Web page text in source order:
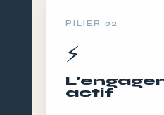
PILIER 02
⚡
actif